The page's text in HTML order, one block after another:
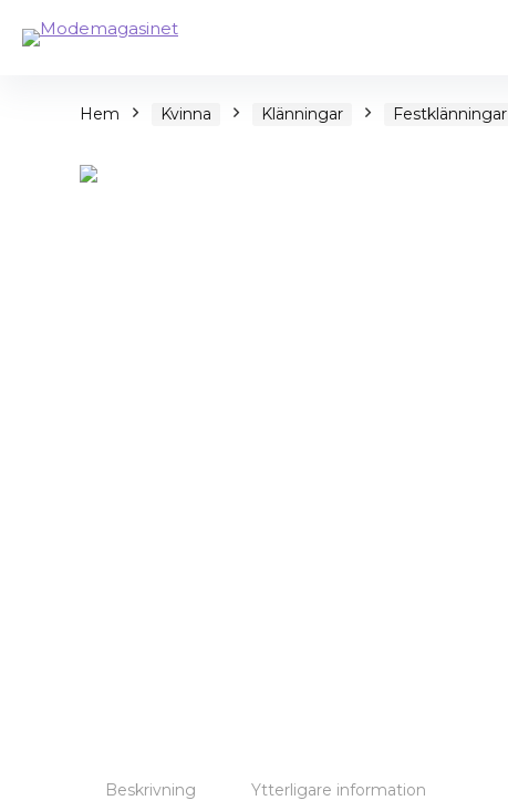
Hem Kvinna Klänningar Festklänningar
Beskrivning Ytterligare information